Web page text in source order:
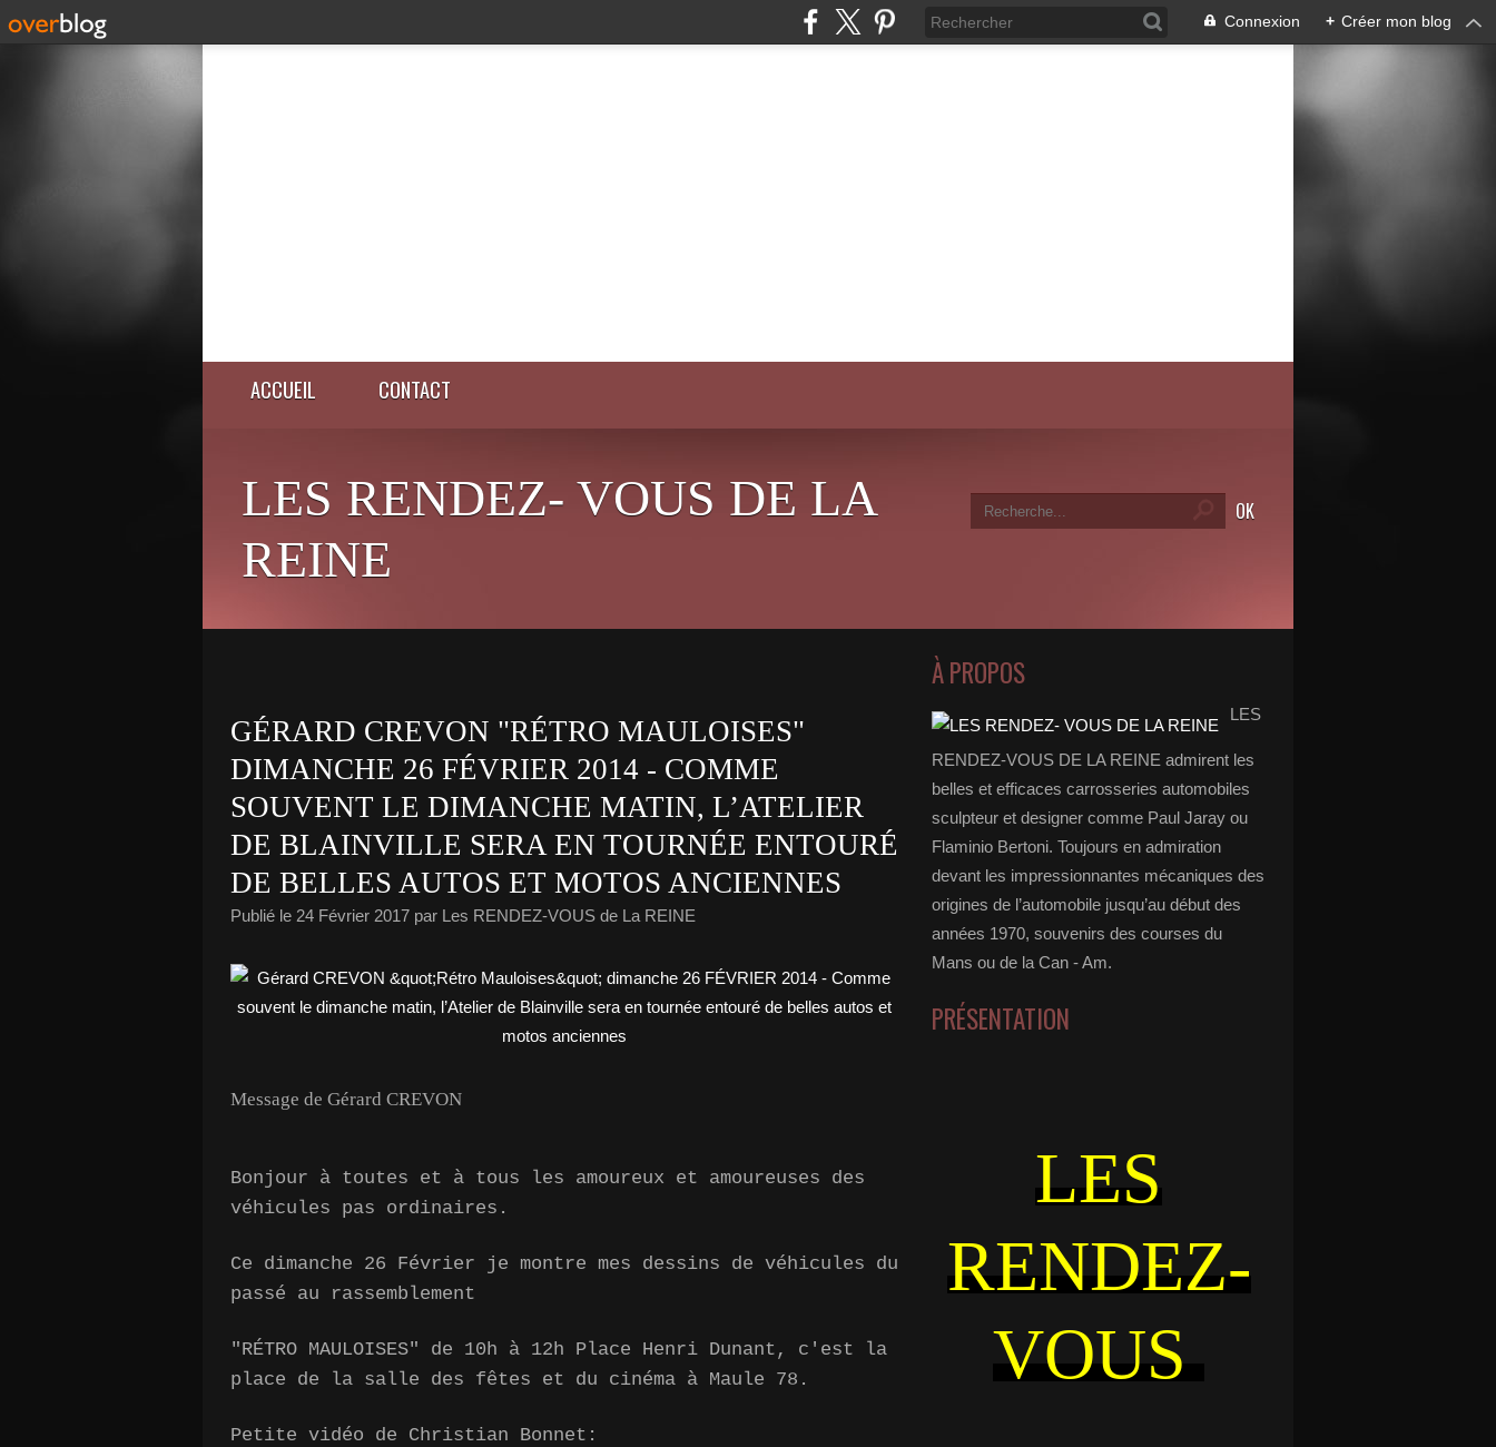
Connexion + Créer mon blog
ACCUEIL CONTACT
LES RENDEZ- VOUS DE LA
REINE
GÉRARD CREVON "RÉTRO MAULOISES"
DIMANCHE 26 FÉVRIER 2014 - COMME
SOUVENT LE DIMANCHE MATIN, L’ATELIER
DE BLAINVILLE SERA EN TOURNÉE ENTOURÉ
DE BELLES AUTOS ET MOTOS ANCIENNES
Publié le 24 Février 2017 par Les RENDEZ-VOUS de La REINE
Message de Gérard CREVON
Bonjour à toutes et à tous les amoureux et amoureuses des
véhicules pas ordinaires.
Ce dimanche 26 Février je montre mes dessins de véhicules du
passé au rassemblement
"RÉTRO MAULOISES" de 10h à 12h Place Henri Dunant, c'est la
place de la salle des fêtes et du cinéma à Maule 78.
Petite vidéo de Christian Bonnet:
À PROPOS
LES
RENDEZ-VOUS DE LA REINE admirent les
belles et efficaces carrosseries automobiles
sculpteur et designer comme Paul Jaray ou
Flaminio Bertoni. Toujours en admiration
devant les impressionnantes mécaniques des
origines de l’automobile jusqu’au début des
années 1970, souvenirs des courses du
Mans ou de la Can - Am.
PRÉSENTATION
LES
RENDEZ-
VOUS